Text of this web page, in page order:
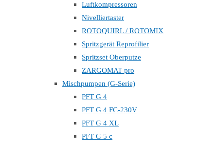
Luftkompressoren
Nivelliertaster
ROTOQUIRL / ROTOMIX
Spritzgerät Reprofilier
Spritzset Oberputze
ZARGOMAT pro
Mischpumpen (G-Serie)
PFT G 4
PFT G 4 FC-230V
PFT G 4 XL
PFT G 5 c